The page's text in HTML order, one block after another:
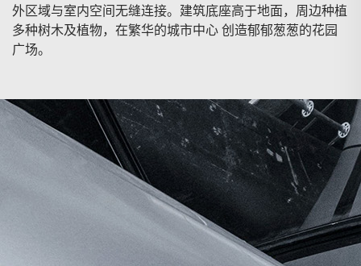
外区域与室内空间无缝连接。建筑底座高于地面，周边种植
多种树木及植物，在繁华的城市中心 创造郁郁葱葱的花园
广场。